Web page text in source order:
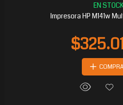
Impresora HP M141w